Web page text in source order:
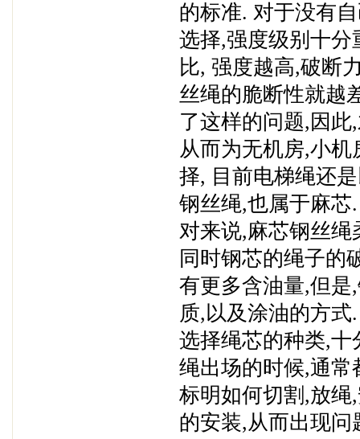
的标准. 对于没有
选择,强度级别十
比, 强度越高,破断
丝绳的脆断性就越
了这样的问题,因
从而为无机房,小
择, 目前电梯绳还
钢丝绳,也属于麻芯
对来说,麻芯钢丝
同时钢芯的绳子的
有更多含油量,但
质,以及涂油的方
选择绳芯的种类,
绳出场的时候,通
标明如何切割,放
的安装,从而出现